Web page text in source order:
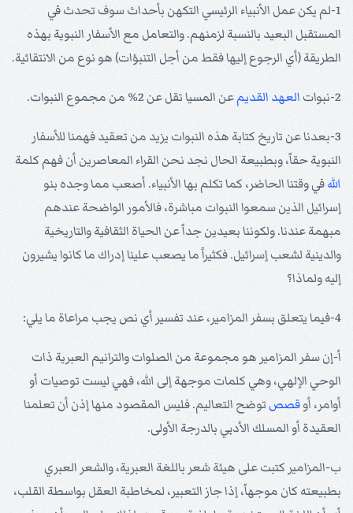
1-لم يكن عمل الأنبياء الرئيسي التكهن بأحداث سوف تحدث في
المستقبل البعيد بالنسبة لزمنهم. والتعامل مع الأسفار النبوية بهذه
الطريقة (أي الرجوع إليها فقط من أجل التنبؤات) هو نوع من الانتقائية.
2-نبوات العهد القديمعن المسيا تقل عن 2% من مجموع النبوات.
3-بعدنا عن تاريخ كتابة هذه النبوات يزيد من تعقيد فهمنا للأسفار
النبوية حقاً، وبطبيعة الحال نجد نحن القراء المعاصرين أن فهم كلمة
اللهفي وقتنا الحاضر، كما تكلم بها الأنبياء. أصعب مما وجده بنو
إسرائيل الذين سمعوا النبوات مباشرة، فالأمور الواضحة عندهم
مبهمة عندنا. ولكوننا بعيدين جداً عن الحياة الثقافية والتاريخية
والدينية لشعب إسرائيل. فكثيراً ما يصعب علينا إدراك ما كانوا يشيرون
إليه ولماذا؟
4-فيما يتعلق بسفر المزامير، عند تفسير أي نص يجب مراعاة ما يلي:
أ-إن سفر المزامير هو مجموعة من الصلوات والترانيم العبرية ذات
الوحي الإلهي، وهي كلمات موجهة إلى الله، فهي ليست توصيات أو
أوامر، أوقصص توضح التعاليم. فليس المقصود منها إذن أن تعلمنا
العقيدة أو المسلك الأدبي بالدرجة الأولى.
ب-المزامير كتبت على هيئة شعر باللغة العبرية، والشعر العبري
بطبيعته كان موجهاً، إذا جاز التعبير، لمخاطبة العقل بواسطة القلب،